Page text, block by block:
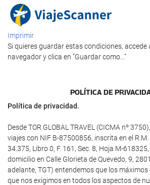
Imprimir
Si quieres guardar estas condiciones, accede
navegador y clica en "Guardar como..."
POLÍTICA DE
Política de privacidad.
Desde TOR GLOBAL TRAVEL (CICMA nº
viajes con NIF B-87500856, inscrita en el
34.375, Libro 0, F. 161, Sec. 8, Hoja M-
domicilio en Calle Glorieta de Quevedo, 9,
adelante, TGT) entendemos que los
que nos exigimos en todos los aspectos de